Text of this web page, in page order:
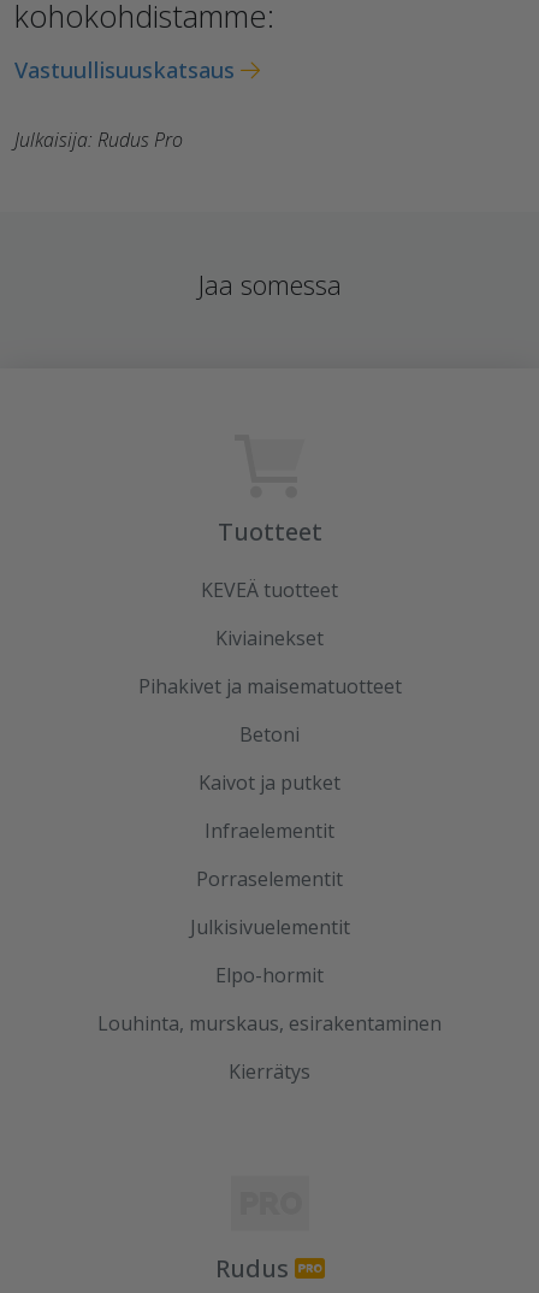
kohokohdistamme:
Vastuullisuuskatsaus
Julkaisija: Rudus Pro
Jaa somessa
Tuotteet
KEVEÄ tuotteet
Kiviainekset
Pihakivet ja maisematuotteet
Betoni
Kaivot ja putket
Infraelementit
Porraselementit
Julkisivuelementit
Elpo-hormit
Louhinta, murskaus, esirakentaminen
Kierrätys
Rudus